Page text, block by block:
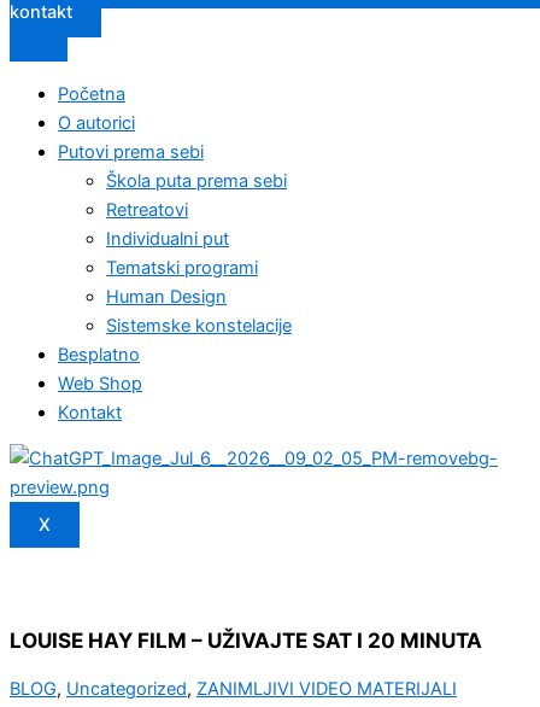
kontakt
Početna
O autorici
Putovi prema sebi
Škola puta prema sebi
Retreatovi
Individualni put
Tematski programi
Human Design
Sistemske konstelacije
Besplatno
Web Shop
Kontakt
X
LOUISE HAY FILM – UŽIVAJTE SAT I 20 MINUTA
BLOG, Uncategorized, ZANIMLJIVI VIDEO MATERIJALI